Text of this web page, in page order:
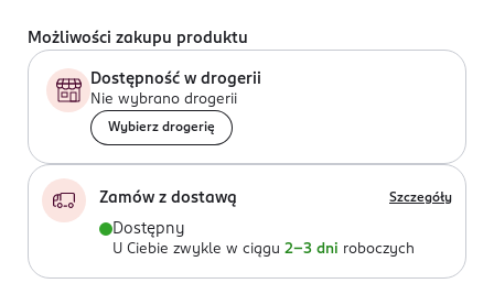
Możliwości zakupu produktu
Dostępność w drogerii
Nie wybrano drogerii
Wybierz drogerię
Zamów z dostawą Szczegóły
Dostępny
U Ciebie zwykle w ciągu 2-3 dni roboczych